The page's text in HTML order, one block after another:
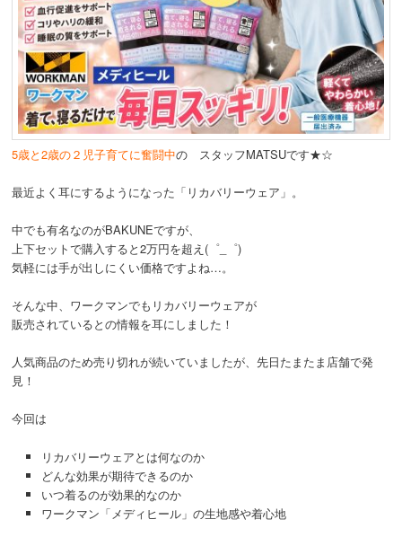
5歳と2歳の２児子育てに奮闘中の スタッフMATSUです★☆
最近よく耳にするようになった「リカバリーウェア」。
中でも有名なのがBAKUNEですが、
上下セットで購入すると2万円を超え(゜_゜)
気軽には手が出しにくい価格ですよね…。
そんな中、ワークマンでもリカバリーウェアが
販売されているとの情報を耳にしました！
人気商品のため売り切れが続いていましたが、先日たまたま店舗で発
見！
今回は
リカバリーウェアとは何なのか
どんな効果が期待できるのか
いつ着るのが効果的なのか
ワークマン「メディヒール」の生地感や着心地